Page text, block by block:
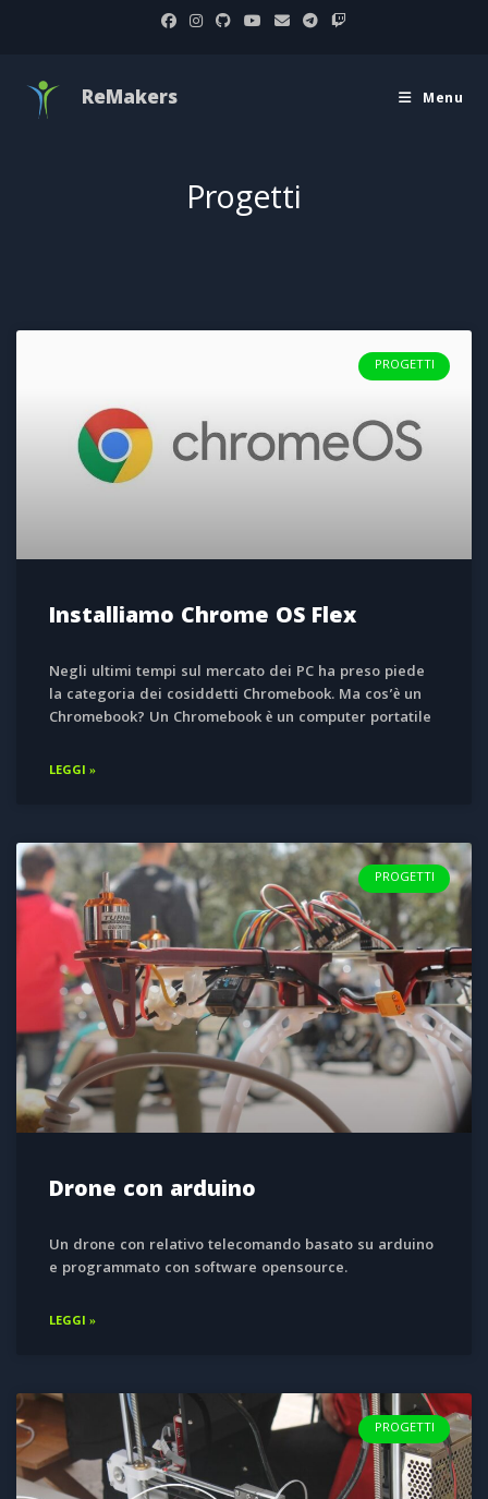
ReMakers Menu
Progetti
PROGETTI
Installiamo Chrome OS Flex
Negli ultimi tempi sul mercato dei PC ha preso piede
la categoria dei cosiddetti Chromebook. Ma cos’è un
Chromebook? Un Chromebook è un computer portatile
LEGGI »
PROGETTI
Drone con arduino
Un drone con relativo telecomando basato su arduino
e programmato con software opensource.
LEGGI »
PROGETTI